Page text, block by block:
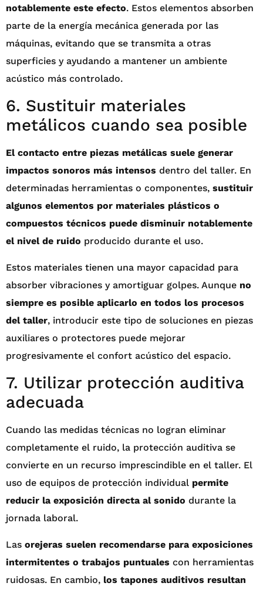
notablemente este efecto. Estos elementos absorben
parte de la energía mecánica generada por las
máquinas, evitando que se transmita a otras
superficies y ayudando a mantener un ambiente
acústico más controlado.
6. Sustituir materiales
metálicos cuando sea posible
El contacto entre piezas metálicas suele generar
impactos sonoros más intensos dentro del taller. En
determinadas herramientas o componentes, sustituir
algunos elementos por materiales plásticos o
compuestos técnicos puede disminuir notablemente
el nivel de ruido producido durante el uso.
Estos materiales tienen una mayor capacidad para
absorber vibraciones y amortiguar golpes. Aunque no
siempre es posible aplicarlo en todos los procesos
del taller, introducir este tipo de soluciones en piezas
auxiliares o protectores puede mejorar
progresivamente el confort acústico del espacio.
7. Utilizar protección auditiva
adecuada
Cuando las medidas técnicas no logran eliminar
completamente el ruido, la protección auditiva se
convierte en un recurso imprescindible en el taller. El
uso de equipos de protección individual permite
reducir la exposición directa al sonido durante la
jornada laboral.
Las orejeras suelen recomendarse para exposiciones
intermitentes o trabajos puntuales con herramientas
ruidosas. En cambio, los tapones auditivos resultan